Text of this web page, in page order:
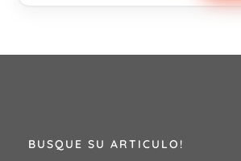
BUSQUE SU ARTICULO!